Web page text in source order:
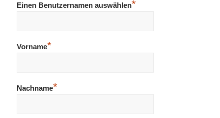
Einen Benutzernamen auswählen*
Vorname*
Nachname*